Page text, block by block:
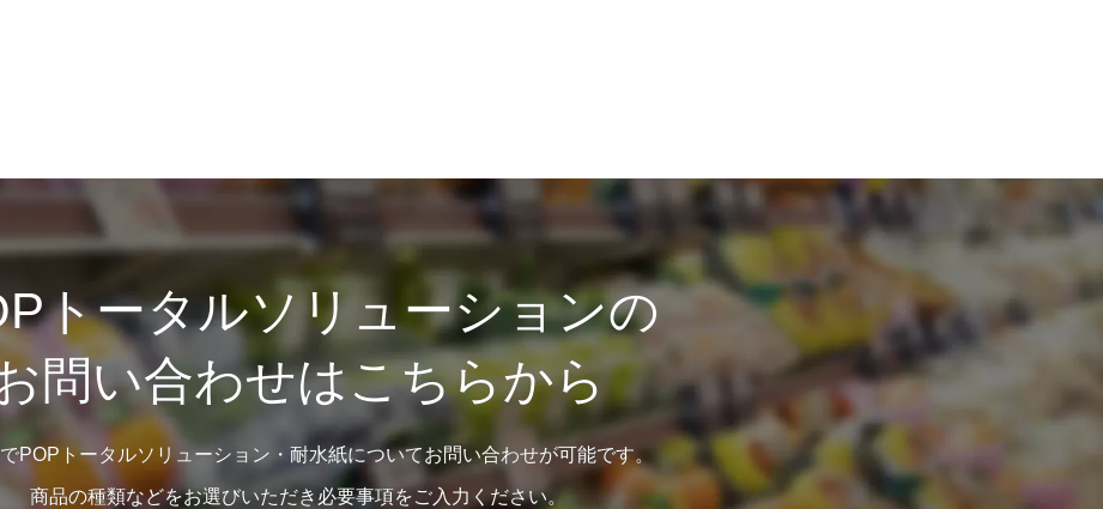
トータルソリューションの
問い合わせはこちらから
POPトータルソリューション・耐水紙についてお問い合わせが可能です。
商品の種類などをお選びいただき必要事項をご入力ください。